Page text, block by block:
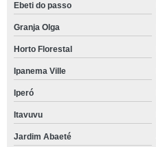
Ebeti do passo
Granja Olga
Horto Florestal
Ipanema Ville
Iperó
Itavuvu
Jardim Abaeté